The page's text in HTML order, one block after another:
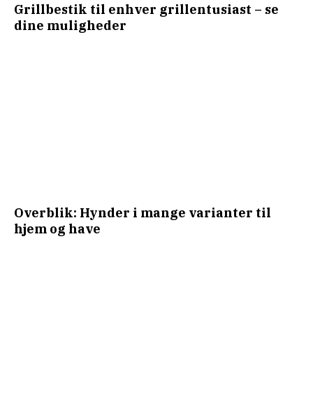
Grillbestik til enhver grillentusiast – se
dine muligheder
Overblik: Hynder i mange varianter til
hjem og have